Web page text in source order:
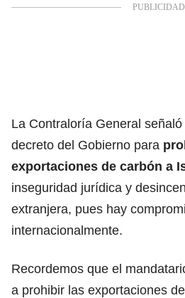
La Contraloría General
decreto del Gobierno para
exportaciones de carbón a
inseguridad jurídica y
extranjera, pues hay
internacionalmente.
Recordemos que el
a prohibir las exportaciones